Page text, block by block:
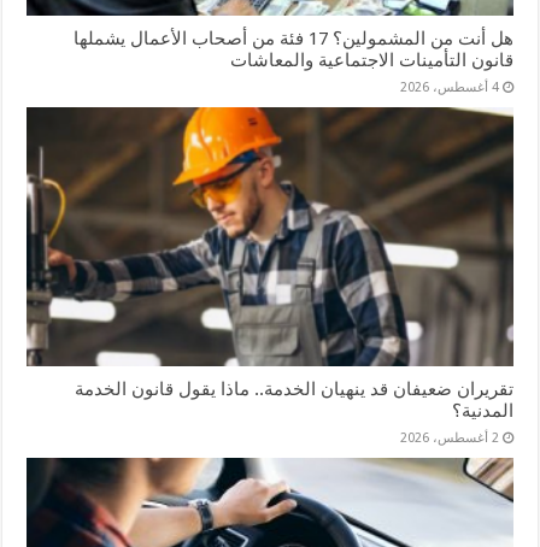
هل أنت من المشمولين؟ 17 فئة من أصحاب الأعمال يشملها
قانون التأمينات الاجتماعية والمعاشات
4 أغسطس، 2026
تقريران ضعيفان قد ينهيان الخدمة.. ماذا يقول قانون الخدمة
المدنية؟
2 أغسطس، 2026